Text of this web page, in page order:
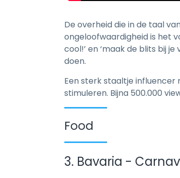
De overheid die in de taal
ongeloofwaardigheid is het
cool!’ en ‘maak de blits bij
doen.
Een sterk staaltje influencer
stimuleren. Bijna 500.000
Food
3. Bavaria -